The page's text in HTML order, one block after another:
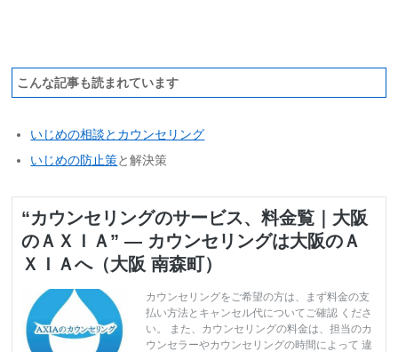
こんな記事も読まれています
いじめの相談とカウンセリング
いじめの防止策と解決策
“カウンセリングのサービス、料金覧｜大阪
のＡＸＩＡ” — カウンセリングは大阪のＡ
ＸＩＡへ（大阪 南森町）
カウンセリングをご希望の方は、まず料金の支
払い方法とキャンセル代についてご確認 くださ
い。 また、カウンセリングの料金は、担当のカ
ウンセラーやカウンセリングの時間によって 違